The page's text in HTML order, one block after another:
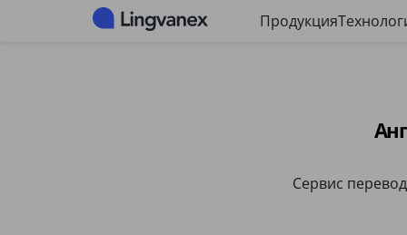
Панель управления файлами cookie
Продукция
Сервис